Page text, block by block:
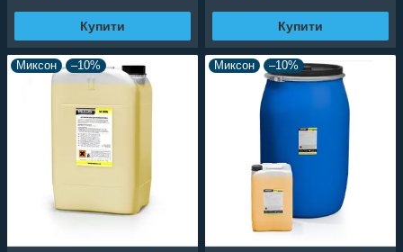
Купити Купити
Миксон –10% Миксон –10%